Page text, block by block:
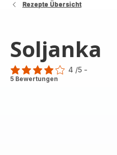
Rezepte Übersicht
Soljanka
Bewertung
4 /5 -
5 Bewertungen